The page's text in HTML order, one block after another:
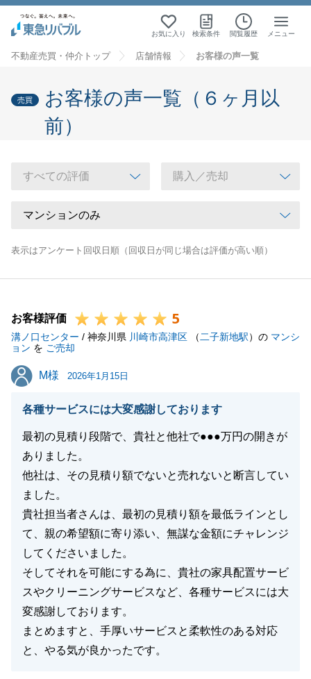
お気に入り 検索条件 閲覧履歴 メニュー
不動産売買・仲介トップ 店舗情報 お客様の声一覧
売買
お客様の声一覧（６ヶ月以
前）
表示はアンケート回収日順（回収日が同じ場合は評価が高い順）
お客様評価 5
溝ノ口センター / 神奈川県 川崎市高津区 （ 二子新地駅）の マンシ
ョン を ご売却
M様
M様 2026年1月15日
各種サービスには大変感謝しております
最初の見積り段階で、貴社と他社で●●●万円の開きが
ありました。
他社は、その見積り額でないと売れないと断言してい
ました。
貴社担当者さんは、最初の見積り額を最低ラインとし
て、親の希望額に寄り添い、無謀な金額にチャレンジ
してくださいました。
そしてそれを可能にする為に、貴社の家具配置サービ
スやクリーニングサービスなど、各種サービスには大
変感謝しております。
まとめますと、手厚いサービスと柔軟性のある対応
と、やる気が良かったです。